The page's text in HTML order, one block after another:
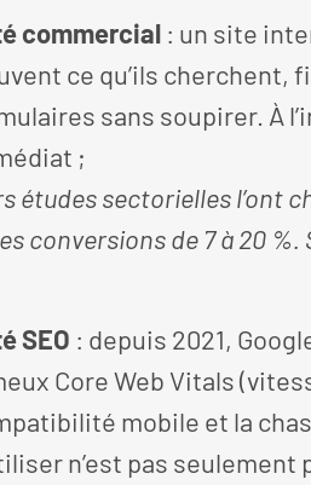
commercial : un site
ce qu’ils cherchent,
sans soupirer. À
;
études sectorielles l’ont
conversions de 7 à 20
SEO : depuis 2021,
Core Web Vitals
mobile et la
n’est pas seulement